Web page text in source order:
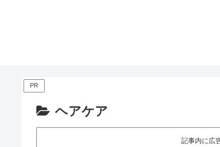
PR
ヘアケア
記事内に広